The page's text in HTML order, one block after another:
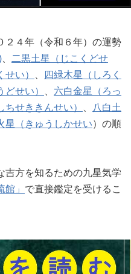
２４年（令和６年）の運勢
二黒土星（じこくどせ
い）
四緑木星（しろく
せい）
六白金星（ろっ
ちせききんせい）
八白土
星（きゅうしかせい）の順
吉方を知るための九星気学
」 で直接鑑定を受けるこ